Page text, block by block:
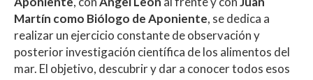
Martín como Biólogo de Aponiente, se dedica a
realizar un ejercicio constante de observación y
posterior investigación científica de los alimentos del
mar. El objetivo, descubrir y dar a conocer todos esos